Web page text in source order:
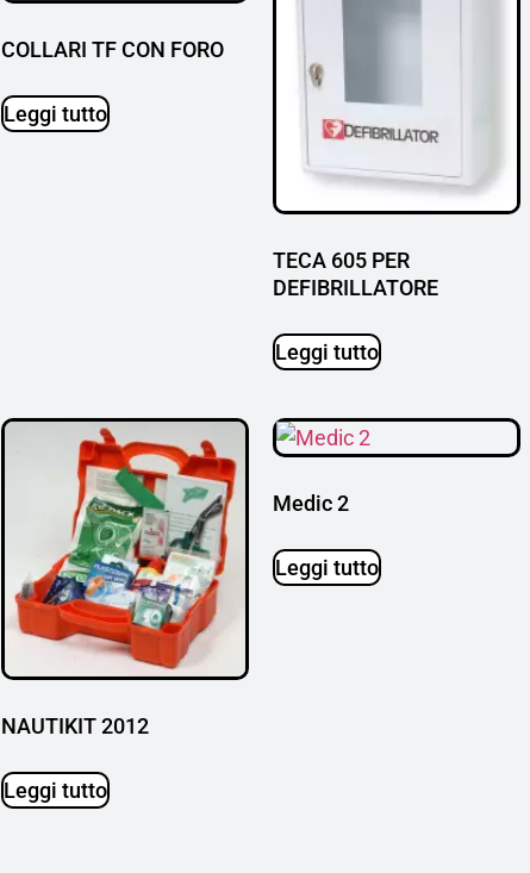
COLLARI TF CON FORO
Leggi tutto
TECA 605 PER
DEFIBRILLATORE
Leggi tutto
NAUTIKIT 2012
Leggi tutto
Medic 2
Leggi tutto